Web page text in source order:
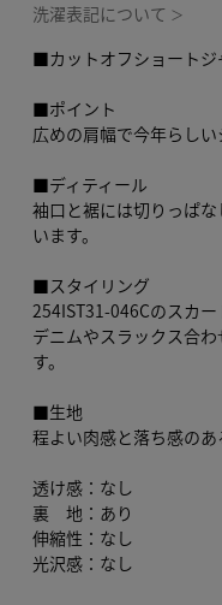
洗濯表記について ＞
■カットオフショートジ
■ポイント
広めの肩幅で今年らしい
■ディティール
袖口と裾には切りっぱ
います。
■スタイリング
254IST31-046Cのスカー
デニムやスラックス合
す。
■生地
程よい肉感と落ち感のあ
透け感：なし
裏 地：あり
伸縮性：なし
光沢感：なし